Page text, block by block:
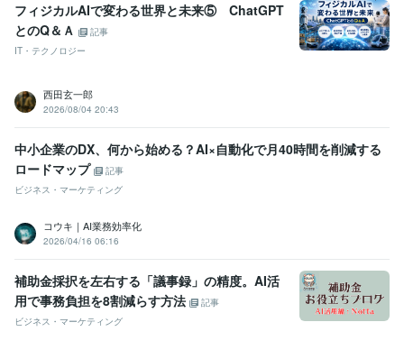
フィジカルAIで変わる世界と未来⑤ ChatGPT
とのQ＆Ａ
記事
IT・テクノロジー
西田玄一郎
2026/08/04 20:43
中小企業のDX、何から始める？AI×自動化で月40時間を削減する
ロードマップ
記事
ビジネス・マーケティング
コウキ｜AI業務効率化
2026/04/16 06:16
補助金採択を左右する「議事録」の精度。AI活
用で事務負担を8割減らす方法
記事
ビジネス・マーケティング